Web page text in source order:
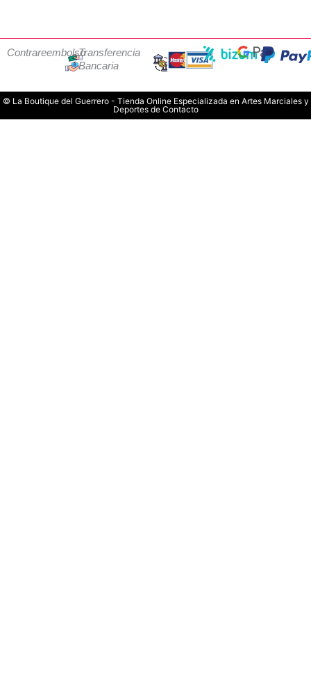
ContrareembolsoTransferencia
Bancaria
© La Boutique del Guerrero - Tienda Online Especializada en Artes Marciales y
Deportes de Contacto